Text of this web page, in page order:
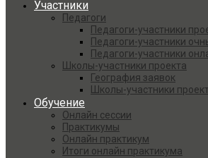
Участники
Педагоги
Педагоги-участники
Педагоги-участники
Педагоги-участники
Школы-участники проекта
География заявок
Школы-участники
Обучение
Онлайн сессии
Практикумы
Онлайн практикум
Итоги онлайн практикума